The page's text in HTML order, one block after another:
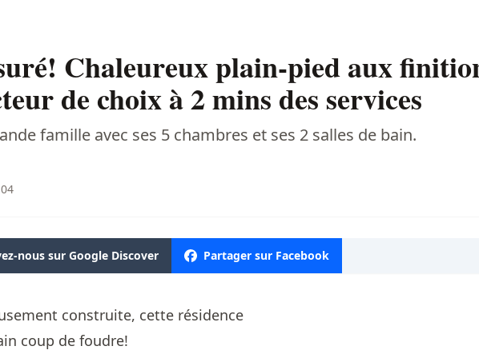
Chaleureux plain-pied aux
de choix à 2 mins des services
famille avec ses 5 chambres et ses 2 salles de bain.
nous sur Google Discover Partager sur Facebook
construite, cette résidence
coup de foudre!